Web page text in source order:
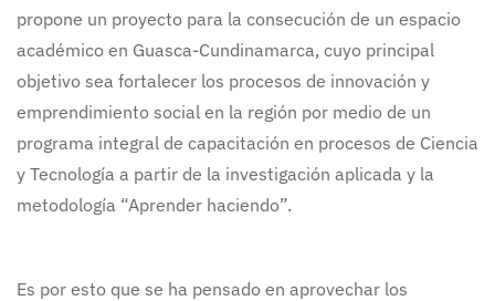
propone un proyecto para la consecución de un espacio
académico en Guasca-Cundinamarca, cuyo principal
objetivo sea fortalecer los procesos de innovación y
emprendimiento social en la región por medio de un
programa integral de capacitación en procesos de Ciencia
y Tecnología a partir de la investigación aplicada y la
metodología “Aprender haciendo”.
Es por esto que se ha pensado en aprovechar los